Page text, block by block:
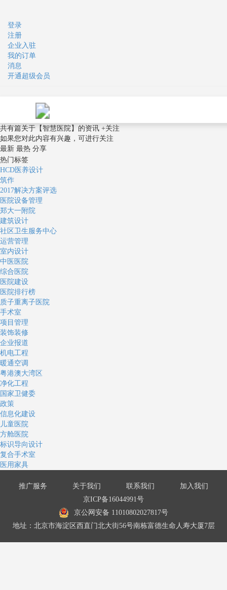
登录
注册
企业入驻
我的订单
消息
开通超级会员
共有篇关于 【智慧医院】 的资讯 +关注
如果您对此内容有兴趣，可进行关注
最新 最热 分享
热门标签
HCD医养设计
筑作
2017解决方案评选
医院设备管理
郑大一附院
建筑设计
社区卫生服务中心
运营管理
室内设计
中医医院
综合医院
医院建设
医院排行榜
质子重离子医院
手术室
项目管理
装饰装修
企业报道
机电工程
暖通空调
粤港澳大湾区
净化工程
国家卫健委
政策
信息化建设
儿童医院
方舱医院
标识导向设计
复合手术室
医用家具
推广服务 关于我们 联系我们
加入我们
京ICP备16044991号
京公网安备 11010802027817号
地址：北京市海淀区西直门北大街56号南栋富德生命人寿大厦7层